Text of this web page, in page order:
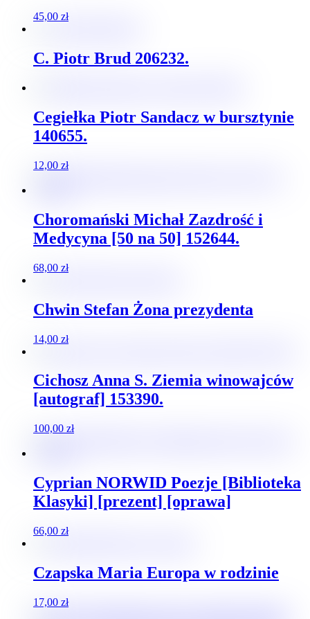
45,00 zł
C. Piotr Brud 206232.
Cegiełka Piotr Sandacz w bursztynie
140655.
12,00 zł
Choromański Michał Zazdrość i
Medycyna [50 na 50] 152644.
68,00 zł
Chwin Stefan Żona prezydenta
14,00 zł
Cichosz Anna S. Ziemia winowajców
[autograf] 153390.
100,00 zł
Cyprian NORWID Poezje [Biblioteka
Klasyki] [prezent] [oprawa]
66,00 zł
Czapska Maria Europa w rodzinie
17,00 zł